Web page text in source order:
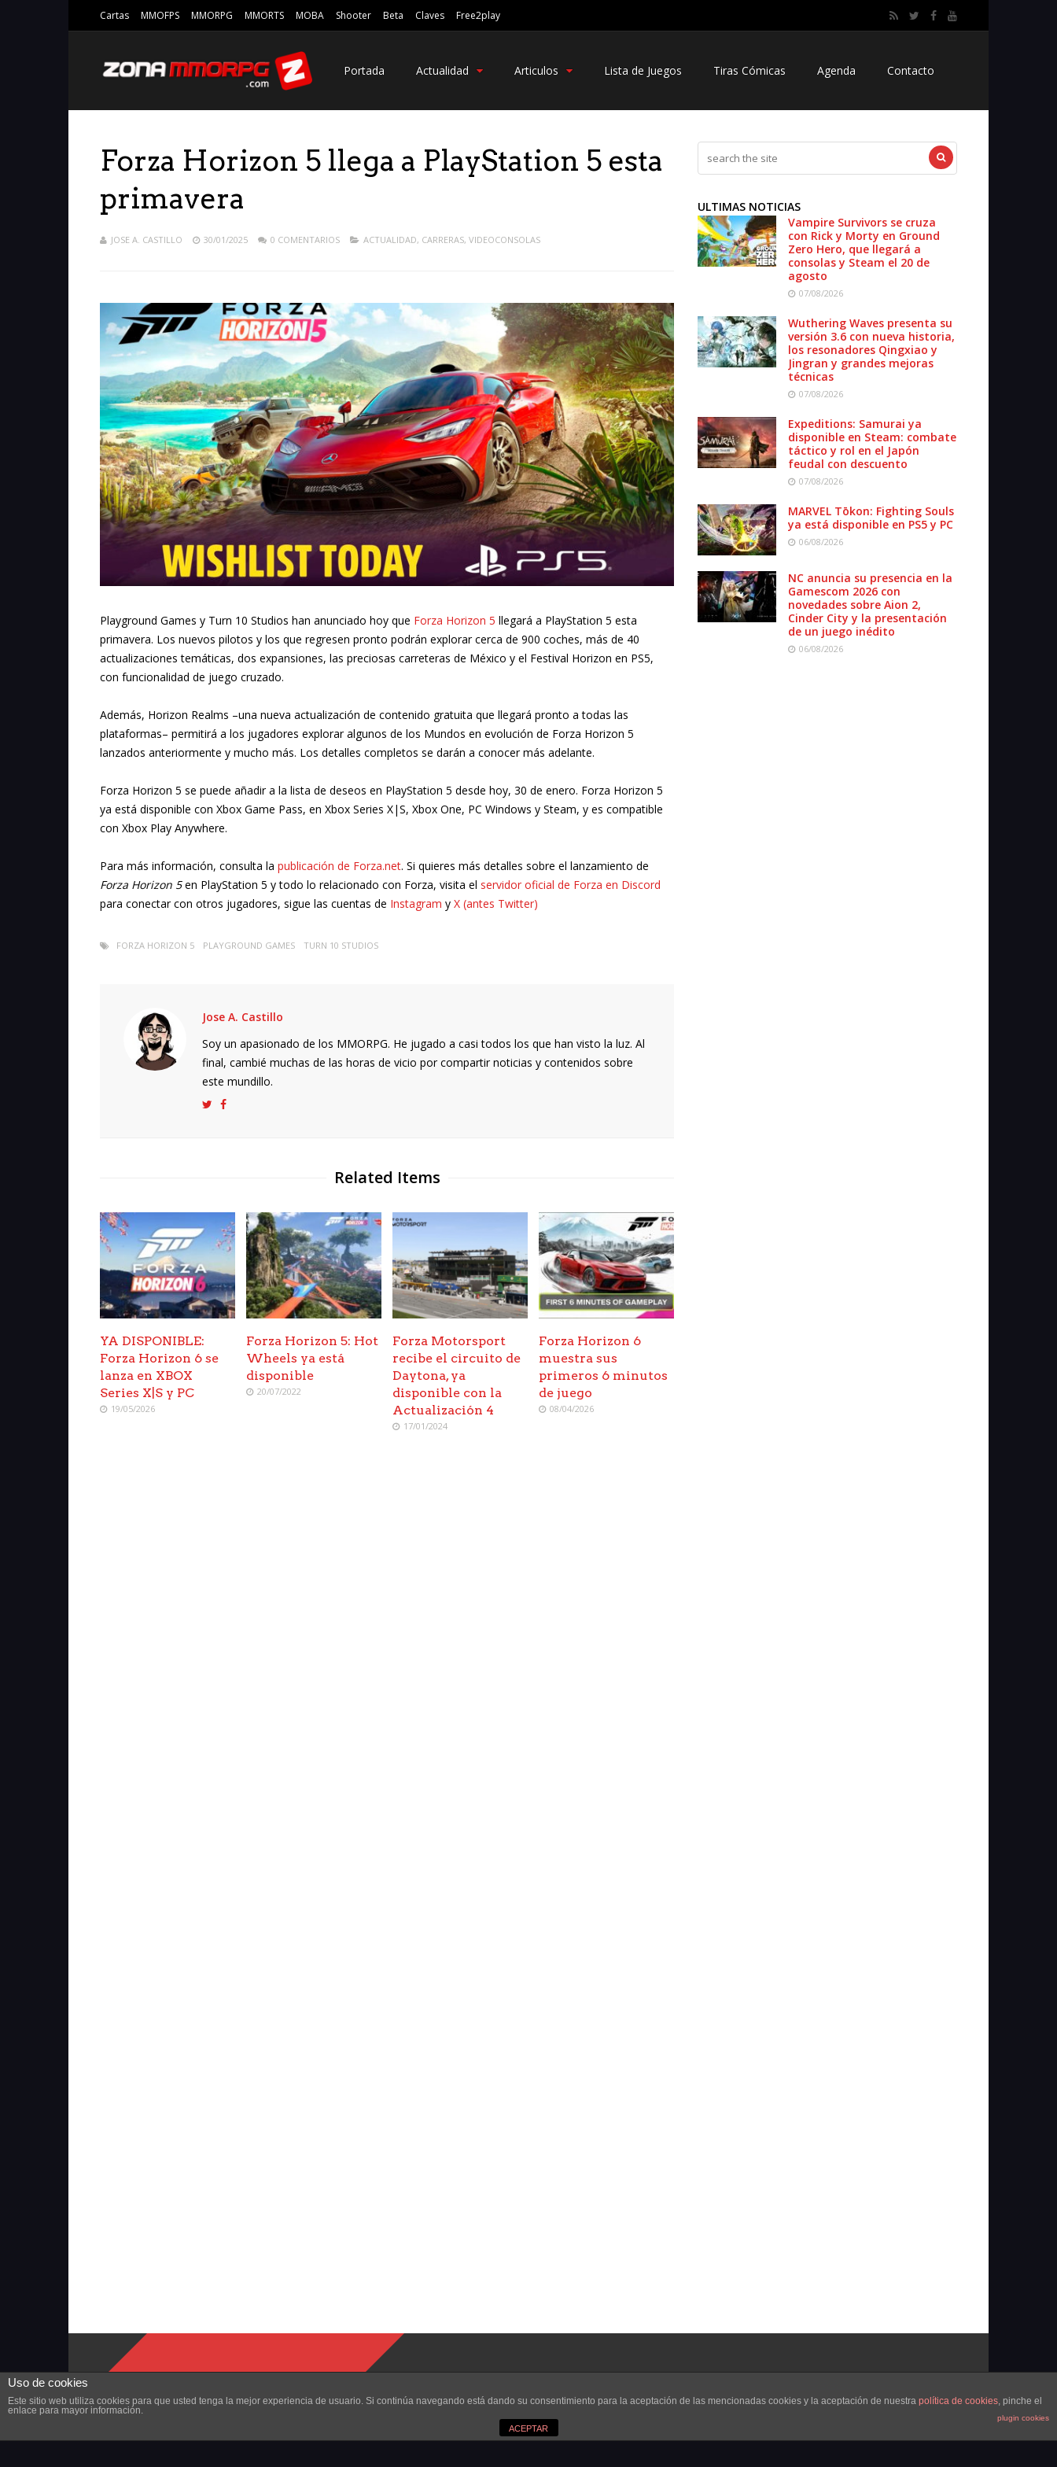
Cartas MMOFPS MMORPG MMORTS MOBA Shooter Beta Claves Free2play
Portada Actualidad Articulos Lista de Juegos Tiras Cómicas Agenda Contacto
Forza Horizon 5 llega a PlayStation 5 esta
primavera
JOSE A. CASTILLO 30/01/2025 0 COMENTARIOS ACTUALIDAD, CARRERAS, VIDEOCONSOLAS
Playground Games y Turn 10 Studios han anunciado hoy que Forza Horizon 5 llegará a PlayStation 5 esta
primavera. Los nuevos pilotos y los que regresen pronto podrán explorar cerca de 900 coches, más de 40
actualizaciones temáticas, dos expansiones, las preciosas carreteras de México y el Festival Horizon en PS5,
con funcionalidad de juego cruzado.
Además, Horizon Realms –una nueva actualización de contenido gratuita que llegará pronto a todas las
plataformas– permitirá a los jugadores explorar algunos de los Mundos en evolución de Forza Horizon 5
lanzados anteriormente y mucho más. Los detalles completos se darán a conocer más adelante.
Forza Horizon 5 se puede añadir a la lista de deseos en PlayStation 5 desde hoy, 30 de enero. Forza Horizon 5
ya está disponible con Xbox Game Pass, en Xbox Series X|S, Xbox One, PC Windows y Steam, y es compatible
con Xbox Play Anywhere.
Para más información, consulta la publicación de Forza.net. Si quieres más detalles sobre el lanzamiento de
Forza Horizon 5en PlayStation 5 y todo lo relacionado con Forza, visita el servidor oficial de Forza en Discord
para conectar con otros jugadores, sigue las cuentas de Instagram y X (antes Twitter)
FORZA HORIZON 5 PLAYGROUND GAMES TURN 10 STUDIOS
Jose A. Castillo
Soy un apasionado de los MMORPG. He jugado a casi todos los que han visto la luz. Al
final, cambié muchas de las horas de vicio por compartir noticias y contenidos sobre
este mundillo.
Related Items
YA DISPONIBLE:
Forza Horizon 6 se
lanza en XBOX
Series X|S y PC
19/05/2026
Forza Horizon 5: Hot
Wheels ya está
disponible
20/07/2022
Forza Motorsport
recibe el circuito de
Daytona, ya
disponible con la
Actualización 4
17/01/2024
Forza Horizon 6
muestra sus
primeros 6 minutos
de juego
08/04/2026
ULTIMAS NOTICIAS
Vampire Survivors se cruza
con Rick y Morty en Ground
Zero Hero, que llegará a
consolas y Steam el 20 de
agosto
07/08/2026
Wuthering Waves presenta su
versión 3.6 con nueva historia,
los resonadores Qingxiao y
Jingran y grandes mejoras
técnicas
07/08/2026
Expeditions: Samurai ya
disponible en Steam: combate
táctico y rol en el Japón
feudal con descuento
07/08/2026
MARVEL Tōkon: Fighting Souls
ya está disponible en PS5 y PC
06/08/2026
NC anuncia su presencia en la
Gamescom 2026 con
novedades sobre Aion 2,
Cinder City y la presentación
de un juego inédito
06/08/2026
Uso de cookies
Este sitio web utiliza cookies para que usted tenga la mejor experiencia de usuario. Si continúa navegando está dando su consentimiento para la aceptación de las mencionadas cookies y la aceptación de nuestra política de cookies, pinche el
enlace para mayor información.
plugin cookies
ACEPTAR